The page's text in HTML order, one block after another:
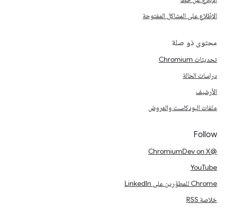
الاطّلاع على المشاكل المفتوحة
محتوى ذو صلة
تحديثات Chromium
دراسات الحالة
الأرشيف
ملفات البودكاست والعروض
Follow
@ChromiumDev on X
YouTube
Chrome للمطوّرين على LinkedIn
خلاصة RSS